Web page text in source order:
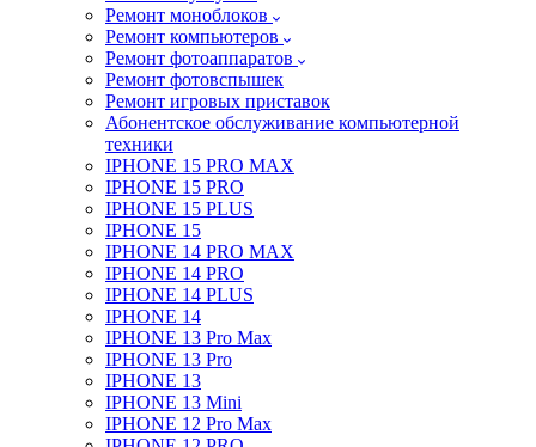
Ремонт моноблоков
Ремонт компьютеров
Ремонт фотоаппаратов
Ремонт фотовспышек
Ремонт игровых приставок
Абонентское обслуживание компьютерной
техники
IPHONE 15 PRO MAX
IPHONE 15 PRO
IPHONE 15 PLUS
IPHONE 15
IPHONE 14 PRO MAX
IPHONE 14 PRO
IPHONE 14 PLUS
IPHONE 14
IPHONE 13 Pro Max
IPHONE 13 Pro
IPHONE 13
IPHONE 13 Mini
IPHONE 12 Pro Max